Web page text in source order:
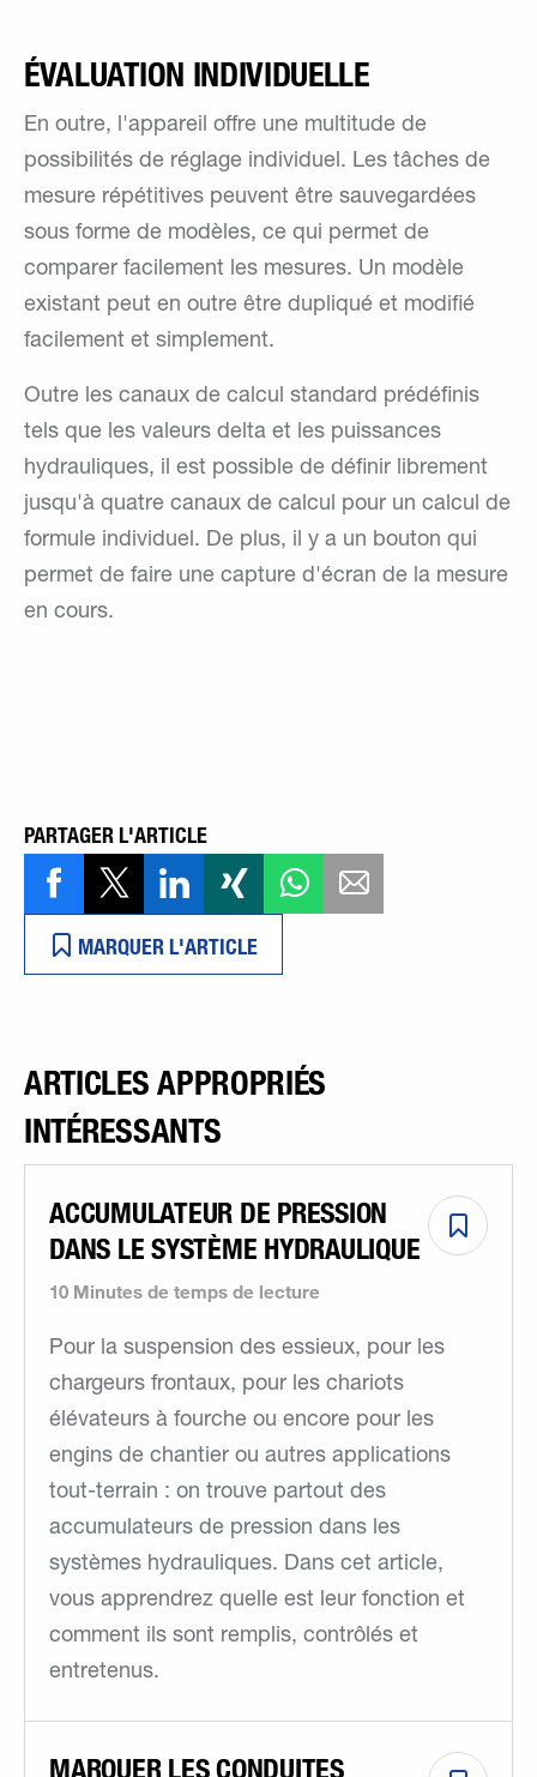
ÉVALUATION INDIVIDUELLE
En outre, l'appareil offre une multitude de
possibilités de réglage individuel. Les tâches de
mesure répétitives peuvent être sauvegardées
sous forme de modèles, ce qui permet de
comparer facilement les mesures. Un modèle
existant peut en outre être dupliqué et modifié
facilement et simplement.
Outre les canaux de calcul standard prédéfinis
tels que les valeurs delta et les puissances
hydrauliques, il est possible de définir librement
jusqu'à quatre canaux de calcul pour un calcul de
formule individuel. De plus, il y a un bouton qui
permet de faire une capture d'écran de la mesure
en cours.
PARTAGER L'ARTICLE
MARQUER L'ARTICLE
ARTICLES APPROPRIÉS
INTÉRESSANTS
10 Minutes de temps de lecture
ACCUMULATEUR DE PRESSION
DANS LE SYSTÈME HYDRAULIQUE
Pour la suspension des essieux, pour les
chargeurs frontaux, pour les chariots
élévateurs à fourche ou encore pour les
engins de chantier ou autres applications
tout-terrain : on trouve partout des
accumulateurs de pression dans les
systèmes hydrauliques. Dans cet article,
vous apprendrez quelle est leur fonction et
comment ils sont remplis, contrôlés et
entretenus.
MARQUER LES CONDUITES